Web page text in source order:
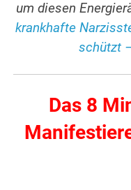
um diesen
krankhafte
schützt
Das 8